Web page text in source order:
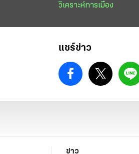
วิเคราะห์การเมือง
แชร์ข่าว
ข่าว